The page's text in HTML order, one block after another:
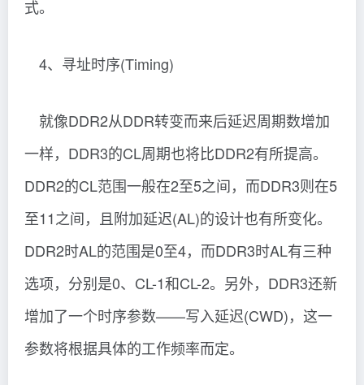
式。
4、寻址时序(Timing)
就像DDR2从DDR转变而来后延迟周期数增加
一样，DDR3的CL周期也将比DDR2有所提高。
DDR2的CL范围一般在2至5之间，而DDR3则在5
至11之间，且附加延迟(AL)的设计也有所变化。
DDR2时AL的范围是0至4，而DDR3时AL有三种
选项，分别是0、CL-1和CL-2。另外，DDR3还新
增加了一个时序参数——写入延迟(CWD)，这一
参数将根据具体的工作频率而定。